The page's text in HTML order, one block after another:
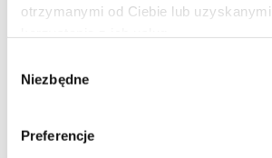
otrzymanymi od Ciebie lub
zgody
Niezbędne
Preferencje
Wartość sentymentalna
Po czterech latach Joachim Trier powraca z
„Wartość sentymentalna”
to wielkie,
Bergmana, zachwyca krytyków na całym
Triera jako jednego z najwybitniejszych